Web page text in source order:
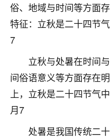
俗、地域与时间等方面
特征：立秋是二十四节
7
立秋与处暑在时间
间俗语意义等方面存在
上，立秋是二十四节气
月7
处暑是我国传统二
金白水清
鹿森 ：慧来老师
1天前 来自江西
青春168
2天前 来自山西